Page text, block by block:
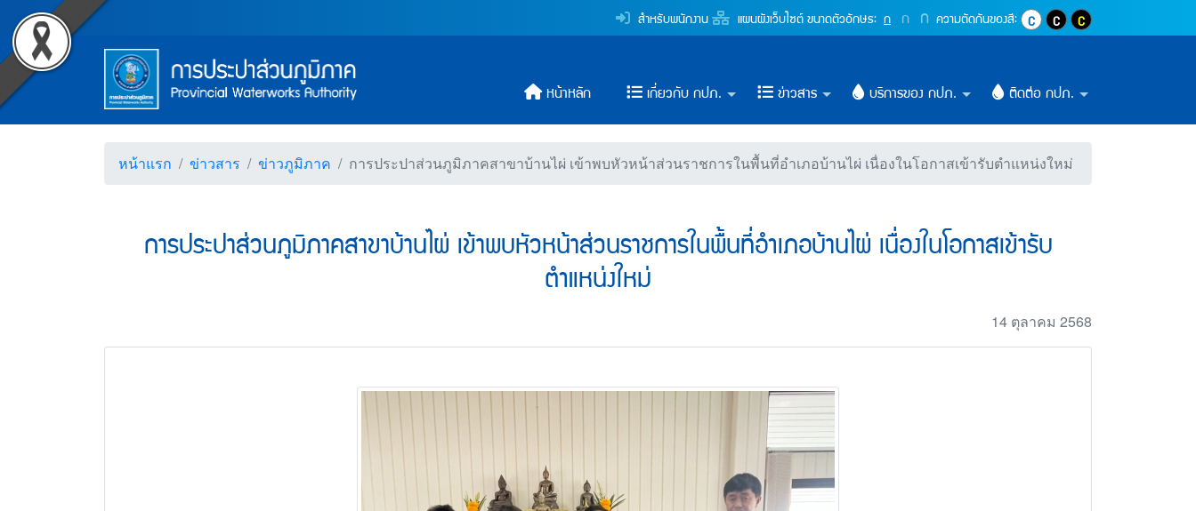
การประปาส่วนภูมิภาคสาขาบ้านไผ่ เข้าพบหัวหน้าส่วนราชการในพื้นที่อำเภอบ้
ข้ามไปยังเนื้อหา (Skip to content)
ข้ามไปยังเมนู (Skip to menu)
หน้าค้นหาข้อมูลในเว็บไซต์ (Search)
หน้าแผนผังเว็บไซต์ (Sitemap)
ตัวช่วยเหลือการเข้าถึงเว็บไซต์
หน้าหลักหรือโฮมเพจ
หน้าคำถามยอดฮิต
Top Menu สำหรับพนักงาน แผนผังเว็บไซต์ขนาดตัวอักษร: กปุ่มปรับตัวอักษรให้เป็นขนาด 16 pixel
กปุ่มเพิ่มขนาดตัวอักษรอีก 1.2 เท่า
ก ปุ่มเพิ่มขนาดตัวอักษรอีก 1.4 เท่า
ความตัดกันของสี: ปุ่มปรับสีตัวอักษร และสีพื้นหลังให้
ปุ่มปรับสีตัวอักษรสีขาว และ
ปุ่มปรับสีตัวอักษรสีเหลื
Main Menuตราสัญลักษณ์ และค่านิยม การประปาส่วนภูมิภาค
หน้าหลัก เกี่ยวกับ กปภ. ข่าวสาร บริการของ กปภ. ติดต่อ กปภ.
หน้าแรก ข่าวสาร ข่าวภูมิภาค การประปาส่วนภูมิภาคสาขาบ้านไผ่ เข้าพบหัวหน้าส่วนราชการในพื้นที่อำเภอบ้านไผ่ เนื่องในโอกาสเข้ารับตำแหน่งใหม่
การประปาส่วนภูมิภาคสาขาบ้านไผ่ เข้าพบหัวหน้าส่วนราชการในพื้นที่อำเภอบ้านไผ่ เนื่องในโอกาสเข้ารับ
ตำแหน่งใหม่
14 ตุลาคม 2568